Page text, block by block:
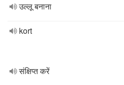
उल्लू बनाना
kort
संक्षिप्त करें